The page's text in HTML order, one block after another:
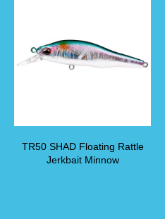
TR50 SHAD Floating Rattle
Jerkbait Minnow